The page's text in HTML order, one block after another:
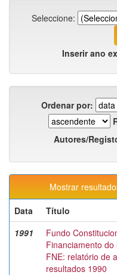
Seleccione:
Inserir ano
Ordenar por:
Autores/
Mostrar
Data
Título
1991
Fundo
Financiamento
FNE: relatório de
resultados 1990